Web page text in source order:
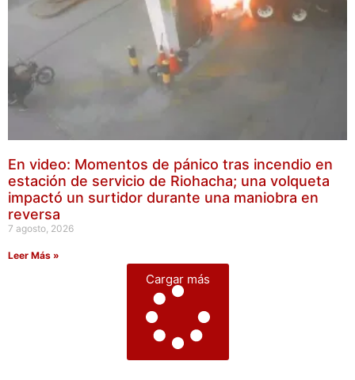
En video: Momentos de pánico tras incendio en
estación de servicio de Riohacha; una volqueta
impactó un surtidor durante una maniobra en
reversa
7 agosto, 2026
Leer Más »
Cargar más